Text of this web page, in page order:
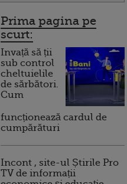
Prima pagina pe
scurt:
Invață să ții
sub control
cheltuielile
de sărbători.
Cum
funcționează cardul de
cumpărături
Incont , site-ul Știrile Pro
TV de informații